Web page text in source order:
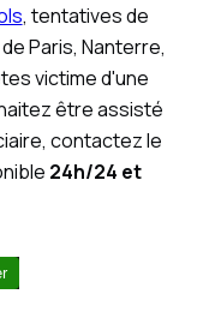
, tentatives de
Paris, Nanterre,
victime d'une
être assisté
contactez le
24h/24 et